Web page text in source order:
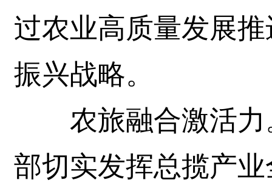
过农业高质量发展
振兴战略。
农旅融合激活力
部切实发挥总揽产